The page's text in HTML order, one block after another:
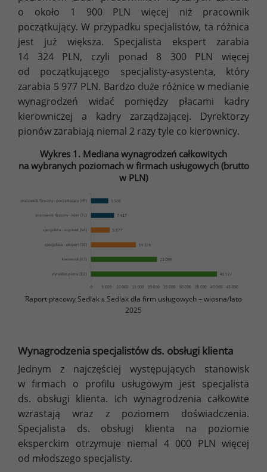
o około 1 900 PLN więcej niż pracownik
początkujący. W przypadku specjalistów, ta różnica
jest już większa. Specjalista ekspert zarabia
14 324 PLN, czyli ponad 8 300 PLN więcej
od początkującego specjalisty-asystenta, który
zarabia 5 977 PLN. Bardzo duże różnice w medianie
wynagrodzeń widać pomiędzy płacami kadry
kierowniczej a kadry zarządzającej. Dyrektorzy
pionów zarabiają niemal 2 razy tyle co kierownicy.
Wykres 1. Mediana wynagrodzeń całkowitych
na wybranych poziomach w firmach usługowych (brutto
w PLN)
Raport płacowy Sedlak & Sedlak dla firm usługowych – wiosna/lato
2025
Wynagrodzenia specjalistów ds. obsługi klienta
Jednym z najczęściej występujących stanowisk
w firmach o profilu usługowym jest specjalista
ds. obsługi klienta. Ich wynagrodzenia całkowite
wzrastają wraz z poziomem doświadczenia.
Specjalista ds. obsługi klienta na poziomie
eksperckim otrzymuje niemal 4 000 PLN więcej
od młodszego specjalisty.